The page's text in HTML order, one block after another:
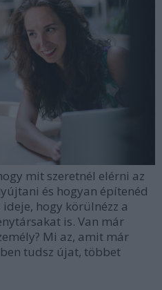
mit szeretnél elérni az
és hogyan építenéd
hogy körülnézz a
is. Van már
Mi az, amit már
tudsz újat, többet